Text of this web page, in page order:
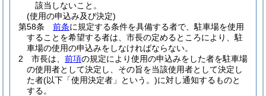
該当しないこと。
(使用の申込み及び決定)
第58条
前条に規定する条件を具備する者で、駐車場を使用
することを希望する者は、市長の定めるところにより、駐
車場の使用の申込みをしなければならない。
2
市長は、 前項の規定により使用の申込みをした者を駐車場
の使用者として決定し、その旨を当該使用者として決定し
た者(以下「使用決定者」という。)に対し通知するものと
する。